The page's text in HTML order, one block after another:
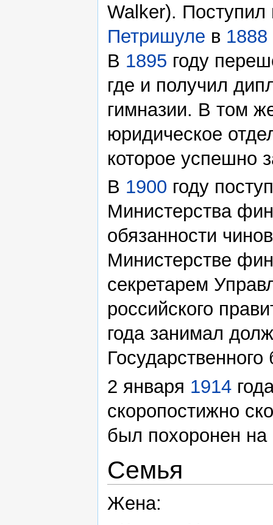
Walker). Поступил
Петришуле в 1888
В 1895 году
где и получил
гимназии. В том
юридическое
которое успешно
В 1900 году
Министерства
обязанности
Министерстве
секретарем
российского
года занимал
Государственного
2 января 1914
скоропостижно
был похоронен
Семья
Жена: